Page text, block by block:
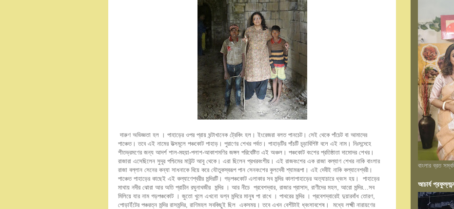
দারুণ অভিজ্ঞতা হল । পাহাড়ের ওপর প্রায় ঘন্টাখানেক ট্রেকিং হল। ইংরেজরা বলত পানচেট। সেই থেকে পাঁচেট বা আমাদের
পাঞ্চেত। তবে এই নামের উত্সমূলে পঞ্চকোট পাহাড়। পুরাণের শেখর পর্বত। পাহাড়টির পাঁচটি চূড়াবিশিষ্ট বলে এই নাম। নিঃসন্দেহে
শীতভ্রমণের জন্য আদর্শ শাল-মহুয়া-পলাশ-আকাশমণির জঙ্গল পরিবেষ্টিত এই অঞ্চল। পঞ্চকোট বংশের প্রতিষ্ঠাতা দামোদর শেখর।
রাজারা এসেছিলেন সুদূর পশ্চিমের মাউন্ট আবু থেকে। এরা ছিলেন প্রখরবংশীয়। এই রাজবংশের এক রাজা কল্যাণ শেখর নাকি বাংলার
রাজা বল্লান সেনের কন্যা সাধনাকে বিয়ে করে যৌতুকস্বরূপ পান সেনবংশের কুলদেবী শ্যামরূপা। এই দেবী‌ই নাকি কল্যানেশ্বরী।
পাঞ্চেত পাহাড়ের কাছেই এই কল্যাণেশ্বরীর মন্দিরটি। গড়পঞ্চকোট এলাকার সব মন্দির কালাপাহাড়ের অত্যাচারে ধ্বংস হয়। পাহাড়ের
মাথায় নদীর ঝোরা আর অতি প্রাচীন রঘুনাথজীর মন্দির । আর নীচে প্রবেশদ্বার, রাজার প্রাসাদ, রাণীদের মহল, আরো মন্দির...সব
মিলিয়ে যার নাম গড়পঞ্চকোট । জুতো খুলে এখনো ভগ্ন মন্দিরে মানুষ পা রাখে । পাথরের মন্দির । প্রবেশদ্বারেই দুয়ারবাঁধ তোরণ,
পোড়াইঁটের পঞ্চরত্ন মন্দির রাসমন্দির, রাণিমহল সবকিছুই ছিল একসময়। তবে এখন বেশীটাই ধ্বংসাবশেষ। মধ্যে লক্ষ্মী নারায়ণের
বাংলার ব্রত
আচার্য